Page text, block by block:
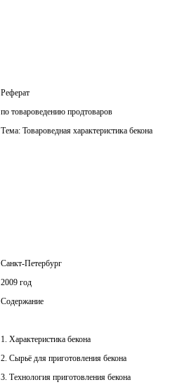
Реферат
по товароведению продтоваров
Тема: Товароведная характеристика бекона
Санкт-Петербург
2009 год
Содержание
1. Характеристика бекона
2. Сырьё для приготовления бекона
3. Технология приготовления бекона